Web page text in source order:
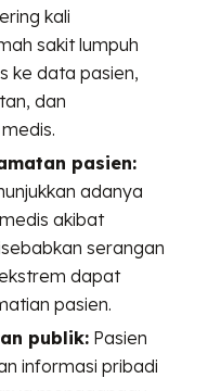
kali
sakit lumpuh
ke data pasien,
dan
pasien:
adanya
akibat
serangan
dapat
pasien.
publik: Pasien
informasi pribadi